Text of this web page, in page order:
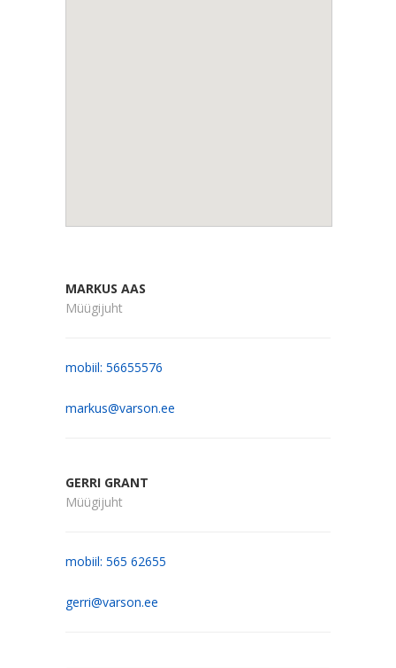
MARKUS AAS
Müügijuht
mobiil: 56655576
markus@varson.ee
GERRI GRANT
Müügijuht
mobiil: 565 62655
gerri@varson.ee